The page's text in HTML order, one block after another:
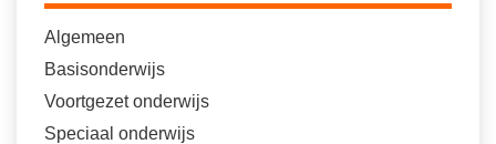
Algemeen
Basisonderwijs
Voortgezet onderwijs
Speciaal onderwijs